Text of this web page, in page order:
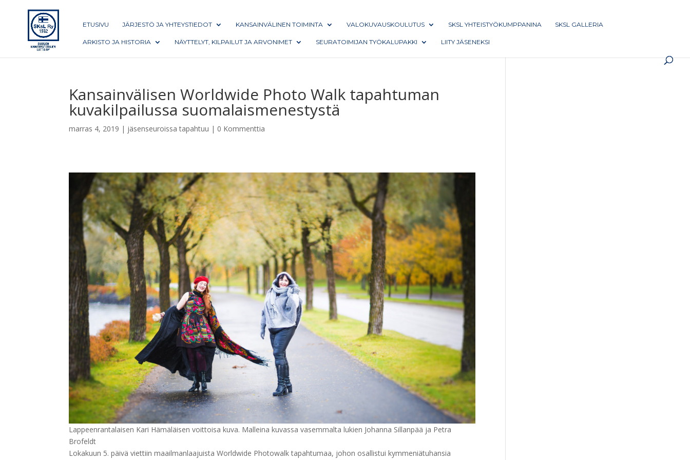
ETUSIVU JÄRJESTÖ JA YHTEYSTIEDOT KANSAINVÄLINEN TOIMINTA VALOKUVAUSKOULUTUS SKSL YHTEISTYÖKUMPPANINA SKSL GALLERIA
ARKISTO JA HISTORIA NÄYTTELYT, KILPAILUT JA ARVONIMET SEURATOIMIJAN TYÖKALUPAKKI LIITY JÄSENEKSI
Kansainvälisen Worldwide Photo Walk tapahtuman
kuvakilpailussa suomalaismenestystä
marras 4, 2019 | jäsenseuroissa tapahtuu | 0 Kommenttia
Lappeenrantalaisen Kari Hämäläisen voittoisa kuva. Malleina kuvassa vasemmalta lukien Johanna Sillanpää ja Petra
Brofeldt
Lokakuun 5. päivä viettiin maailmanlaajuista Worldwide Photowalk tapahtumaa, johon osallistui kymmeniätuhansia